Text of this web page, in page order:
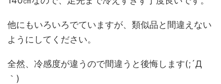
他にもいろいろでていますが、類似品と間違えない
ようにしてください。
全然、冷感度が違うので間違うと後悔します(;´Д
｀)